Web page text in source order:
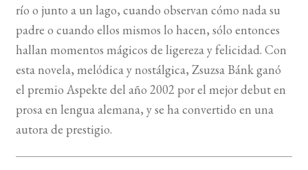
río o junto a un lago, cuando observan cómo nada su
padre o cuando ellos mismos lo hacen, sólo entonces
hallan momentos mágicos de ligereza y felicidad. Con
esta novela, melódica y nostálgica, Zsuzsa Bánk ganó
el premio Aspekte del año 2002 por el mejor debut en
prosa en lengua alemana, y se ha convertido en una
autora de prestigio.